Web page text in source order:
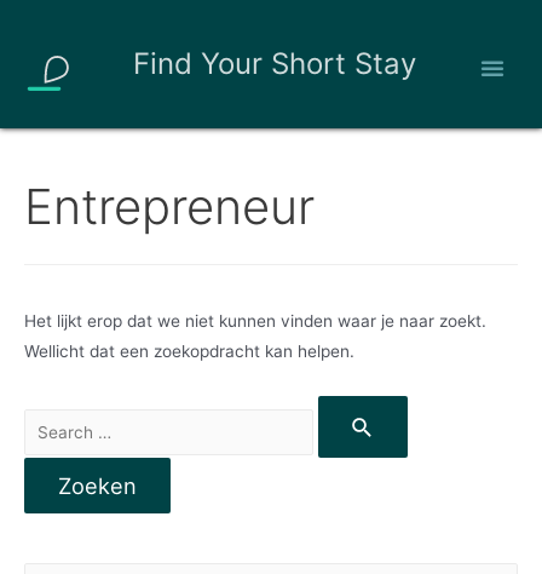
Find Your Short Stay
Entrepreneur
Het lijkt erop dat we niet kunnen vinden waar je naar zoekt.
Wellicht dat een zoekopdracht kan helpen.